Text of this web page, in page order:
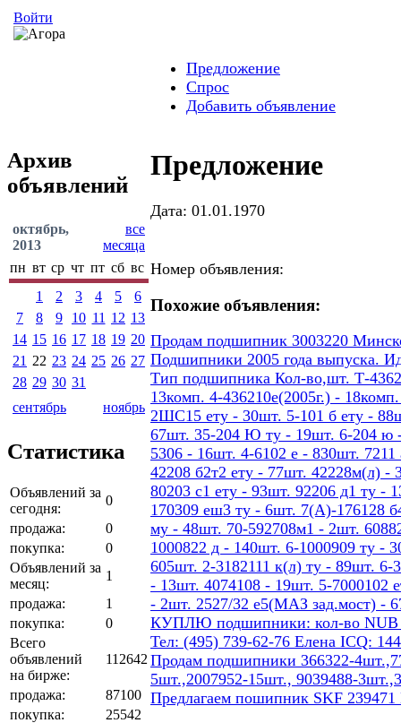
Войти
Предложение
Спрос
Добавить объявление
Архив
объявлений
октябрь,
2013
все
месяца
пн вт ср чт пт сб вс
1
2 3 4 5
6
7
8 9 10 11 12 13
14 15 16 17 18 19 20
21 22 23 24 25 26 27
28 29 30 31
сентябрь
ноябрь
Статистика
Объявлений за
сегодня:
0
продажа:
0
покупка:
0
Объявлений за
месяц:
1
продажа:
1
покупка:
0
Всего
объявлений
на бирже:
112642
продажа:
87100
покупка:
25542
Предложение
Дата: 01.01.1970
Номер объявления:
Похожие объявления:
Продам подшипник 3003220
Подшипники 2005 года выпуска.
Тип подшипника Кол-во,шт. Т-
13комп. 4-436210е(2005г.) -
2ШС15 ету - 30шт. 5-101 б ету -
67шт. 35-204 Ю ту - 19шт. 6-204 ю
5306 - 16шт. 4-6102 е - 830шт.
42208 б2т2 ету - 77шт. 42228м(л)
80203 с1 ету - 93шт. 92206 д1 ту
170309 еш3 ту - 6шт. 7(А)-176128
му - 48шт. 70-592708м1 - 2шт.
1000822 д - 140шт. 6-1000909 ту -
605шт. 2-3182111 к(л) ту - 89шт.
- 13шт. 4074108 - 19шт. 5-7000102
- 2шт. 2527/32 е5(МАЗ зад.мост) -
КУПЛЮ подшипники: кол-во NUB
Тел: (495) 739-62-76 Елена ICQ:
Продам подшипники 366322-
5шт.,2007952-15шт., 9039488-
Предлагаем пошипник SKF 239471